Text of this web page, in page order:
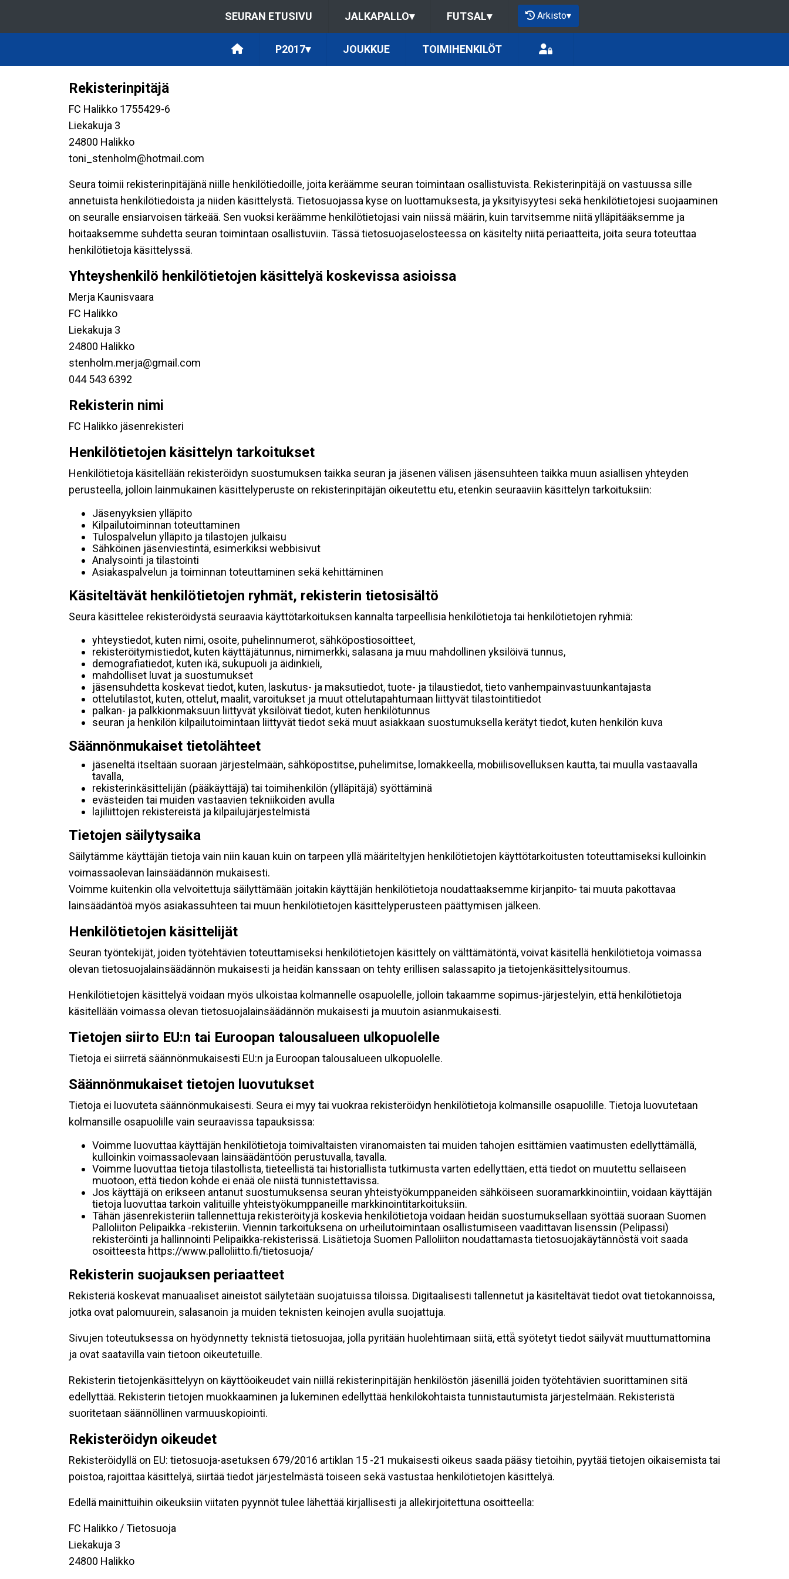
SEURAN ETUSIVU JALKAPALLO▾ FUTSAL▾ Arkisto▾
P2017▾ JOUKKUE TOIMIHENKILÖT
Rekisterinpitäjä
FC Halikko 1755429-6
Liekakuja 3
24800 Halikko
toni_stenholm@hotmail.com
Seura toimii rekisterinpitäjänä niille henkilötiedoille, joita keräämme seuran toimintaan osallistuvista. Rekisterinpitäjä on vastuussa sille
annetuista henkilötiedoista ja niiden käsittelystä. Tietosuojassa kyse on luottamuksesta, ja yksityisyytesi sekä henkilötietojesi suojaaminen
on seuralle ensiarvoisen tärkeää. Sen vuoksi keräämme henkilötietojasi vain niissä määrin, kuin tarvitsemme niitä ylläpitääksemme ja
hoitaaksemme suhdetta seuran toimintaan osallistuviin. Tässä tietosuojaselosteessa on käsitelty niitä periaatteita, joita seura toteuttaa
henkilötietoja käsittelyssä.
Yhteyshenkilö henkilötietojen käsittelyä koskevissa asioissa
Merja Kaunisvaara
FC Halikko
Liekakuja 3
24800 Halikko
stenholm.merja@gmail.com
044 543 6392
Rekisterin nimi
FC Halikko jäsenrekisteri
Henkilötietojen käsittelyn tarkoitukset
Henkilötietoja käsitellään rekisteröidyn suostumuksen taikka seuran ja jäsenen välisen jäsensuhteen taikka muun asiallisen yhteyden
perusteella, jolloin lainmukainen käsittelyperuste on rekisterinpitäjän oikeutettu etu, etenkin seuraaviin käsittelyn tarkoituksiin:
Jäsenyyksien ylläpito
Kilpailutoiminnan toteuttaminen
Tulospalvelun ylläpito ja tilastojen julkaisu
Sähköinen jäsenviestintä, esimerkiksi webbisivut
Analysointi ja tilastointi
Asiakaspalvelun ja toiminnan toteuttaminen sekä kehittäminen
Käsiteltävät henkilötietojen ryhmät, rekisterin tietosisältö
Seura käsittelee rekisteröidystä seuraavia käyttötarkoituksen kannalta tarpeellisia henkilötietoja tai henkilötietojen ryhmiä:
yhteystiedot, kuten nimi, osoite, puhelinnumerot, sähköpostiosoitteet,
rekisteröitymistiedot, kuten käyttäjätunnus, nimimerkki, salasana ja muu mahdollinen yksilöivä tunnus,
demografiatiedot, kuten ikä, sukupuoli ja äidinkieli,
mahdolliset luvat ja suostumukset
jäsensuhdetta koskevat tiedot, kuten, laskutus- ja maksutiedot, tuote- ja tilaustiedot, tieto vanhempainvastuunkantajasta
ottelutilastot, kuten, ottelut, maalit, varoitukset ja muut ottelutapahtumaan liittyvät tilastointitiedot
palkan- ja palkkionmaksuun liittyvät yksilöivät tiedot, kuten henkilötunnus
seuran ja henkilön kilpailutoimintaan liittyvät tiedot sekä muut asiakkaan suostumuksella kerätyt tiedot, kuten henkilön kuva
Säännönmukaiset tietolähteet
jäseneltä itseltään suoraan järjestelmään, sähköpostitse, puhelimitse, lomakkeella, mobiilisovelluksen kautta, tai muulla vastaavalla
tavalla,
rekisterinkäsittelijän (pääkäyttäjä) tai toimihenkilön (ylläpitäjä) syöttäminä
evästeiden tai muiden vastaavien tekniikoiden avulla
lajiliittojen rekistereistä ja kilpailujärjestelmistä
Tietojen säilytysaika
Säilytämme käyttäjän tietoja vain niin kauan kuin on tarpeen yllä määriteltyjen henkilötietojen käyttötarkoitusten toteuttamiseksi kulloinkin
voimassaolevan lainsäädännön mukaisesti.
Voimme kuitenkin olla velvoitettuja säilyttämään joitakin käyttäjän henkilötietoja noudattaaksemme kirjanpito- tai muuta pakottavaa
lainsäädäntöä myös asiakassuhteen tai muun henkilötietojen käsittelyperusteen päättymisen jälkeen.
Henkilötietojen käsittelijät
Seuran työntekijät, joiden työtehtävien toteuttamiseksi henkilötietojen käsittely on välttämätöntä, voivat käsitellä henkilötietoja voimassa
olevan tietosuojalainsäädännön mukaisesti ja heidän kanssaan on tehty erillisen salassapito ja tietojenkäsittelysitoumus.
Henkilötietojen käsittelyä voidaan myös ulkoistaa kolmannelle osapuolelle, jolloin takaamme sopimus-järjestelyin, että henkilötietoja
käsitellään voimassa olevan tietosuojalainsäädännön mukaisesti ja muutoin asianmukaisesti.
Tietojen siirto EU:n tai Euroopan talousalueen ulkopuolelle
Tietoja ei siirretä säännönmukaisesti EU:n ja Euroopan talousalueen ulkopuolelle.
Säännönmukaiset tietojen luovutukset
Tietoja ei luovuteta säännönmukaisesti. Seura ei myy tai vuokraa rekisteröidyn henkilötietoja kolmansille osapuolille. Tietoja luovutetaan
kolmansille osapuolille vain seuraavissa tapauksissa:
Voimme luovuttaa käyttäjän henkilötietoja toimivaltaisten viranomaisten tai muiden tahojen esittämien vaatimusten edellyttämällä,
kulloinkin voimassaolevaan lainsäädäntöön perustuvalla, tavalla.
Voimme luovuttaa tietoja tilastollista, tieteellistä tai historiallista tutkimusta varten edellyttäen, että tiedot on muutettu sellaiseen
muotoon, että tiedon kohde ei enää ole niistä tunnistettavissa.
Jos käyttäjä on erikseen antanut suostumuksensa seuran yhteistyökumppaneiden sähköiseen suoramarkkinointiin, voidaan käyttäjän
tietoja luovuttaa tarkoin valituille yhteistyökumppaneille markkinointitarkoituksiin.
Tähän jäsenrekisteriin tallennettuja rekisteröityjä koskevia henkilötietoja voidaan heidän suostumuksellaan syöttää suoraan Suomen
Palloliiton Pelipaikka -rekisteriin. Viennin tarkoituksena on urheilutoimintaan osallistumiseen vaadittavan lisenssin (Pelipassi)
rekisteröinti ja hallinnointi Pelipaikka-rekisterissä. Lisätietoja Suomen Palloliiton noudattamasta tietosuojakäytännöstä voit saada
osoitteesta https://www.palloliitto.fi/tietosuoja/
Rekisterin suojauksen periaatteet
Rekisteriä koskevat manuaaliset aineistot säilytetään suojatuissa tiloissa. Digitaalisesti tallennetut ja käsiteltävät tiedot ovat tietokannoissa,
jotka ovat palomuurein, salasanoin ja muiden teknisten keinojen avulla suojattuja.
Sivujen toteutuksessa on hyödynnetty teknistä tietosuojaa, jolla pyritään huolehtimaan siitä, että̈ syötetyt tiedot säilyvät muuttumattomina
ja ovat saatavilla vain tietoon oikeutetuille.
Rekisterin tietojenkäsittelyyn on käyttöoikeudet vain niillä rekisterinpitäjän henkilöstön jäsenillä joiden työtehtävien suorittaminen sitä
edellyttää. Rekisterin tietojen muokkaaminen ja lukeminen edellyttää henkilökohtaista tunnistautumista järjestelmään. Rekisteristä
suoritetaan säännöllinen varmuuskopiointi.
Rekisteröidyn oikeudet
Rekisteröidyllä on EU: tietosuoja-asetuksen 679/2016 artiklan 15 -21 mukaisesti oikeus saada pääsy tietoihin, pyytää tietojen oikaisemista tai
poistoa, rajoittaa käsittelyä, siirtää tiedot järjestelmästä toiseen sekä vastustaa henkilötietojen käsittelyä.
Edellä mainittuihin oikeuksiin viitaten pyynnöt tulee lähettää kirjallisesti ja allekirjoitettuna osoitteella:
FC Halikko / Tietosuoja
Liekakuja 3
24800 Halikko